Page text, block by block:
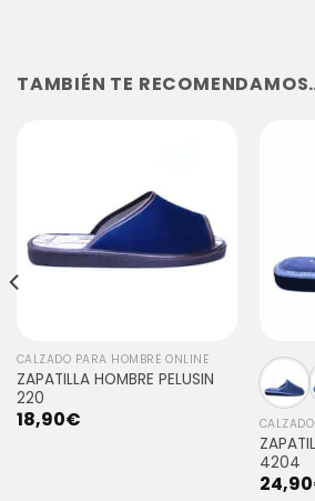
TAMBIÉN TE
CALZADO PARA HOMBRE ONLINE
ZAPATILLA HOMBRE PELUSIN
220
18,90€
4204
24,90